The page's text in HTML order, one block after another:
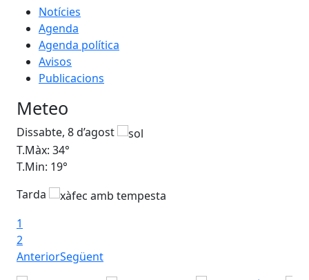
Notícies
Agenda
Agenda política
Avisos
Publicacions
Meteo
Dissabte, 8 d’agost
T.Màx: 34°
T.Min: 19°
Tarda
1
2
AnteriorSegüent